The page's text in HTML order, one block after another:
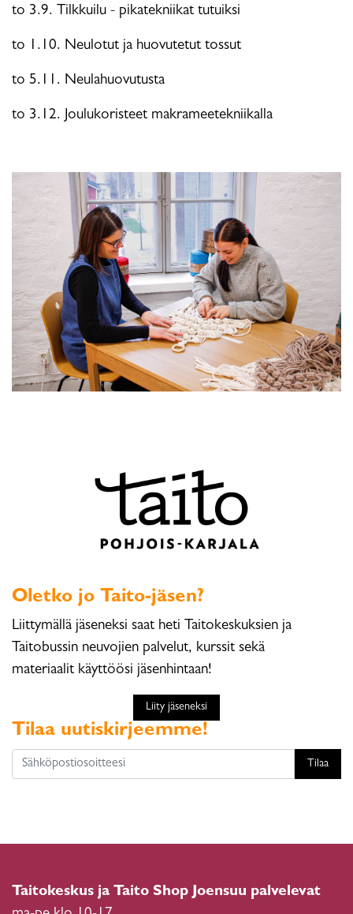
to 3.9. Tilkkuilu - pikatekniikat tutuiksi
to 1.10. Neulotut ja huovutetut tossut
to 5.11. Neulahuovutusta
to 3.12. Joulukoristeet makrameetekniikalla
Oletko jo Taito-jäsen?
Liittymällä jäseneksi saat heti Taitokeskuksien ja
Taitobussin neuvojien palvelut, kurssit sekä
materiaalit käyttöösi jäsenhintaan!
Liity jäseneksi
Tilaa uutiskirjeemme!
Tilaa
Taitokeskus ja Taito Shop Joensuu palvelevat